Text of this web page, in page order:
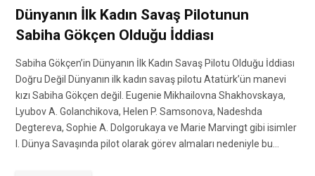
Dünyanın İlk Kadın Savaş Pilotunun
Sabiha Gökçen Olduğu İddiası
Sabiha Gökçen’in Dünyanın İlk Kadın Savaş Pilotu Olduğu İddiası
Doğru Değil Dünyanın ilk kadın savaş pilotu Atatürk’ün manevi
kızı Sabiha Gökçen değil. Eugenie Mikhailovna Shakhovskaya,
Lyubov A. Golanchikova, Helen P. Samsonova, Nadeshda
Degtereva, Sophie A. Dolgorukaya ve Marie Marvingt gibi isimler
I. Dünya Savaşında pilot olarak görev almaları nedeniyle bu…